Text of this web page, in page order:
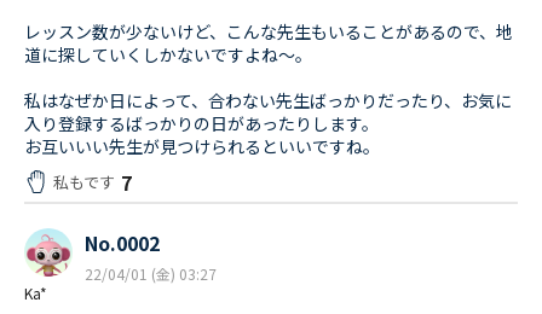
レッスン数が少ないけど、こんな先生もいることがあるので、地
道に探していくしかないですよね～。
私はなぜか日によって、合わない先生ばっかりだったり、お気に
入り登録するばっかりの日があったりします。
お互いいい先生が見つけられるといいですね。
私もです 7
Ka*
No.0002
22/04/01 (金) 03:27